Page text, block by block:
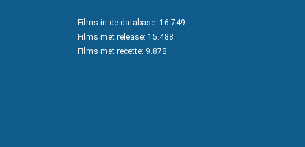
Films in de database: 16.749
Films met release: 15.488
Films met recette: 9.878